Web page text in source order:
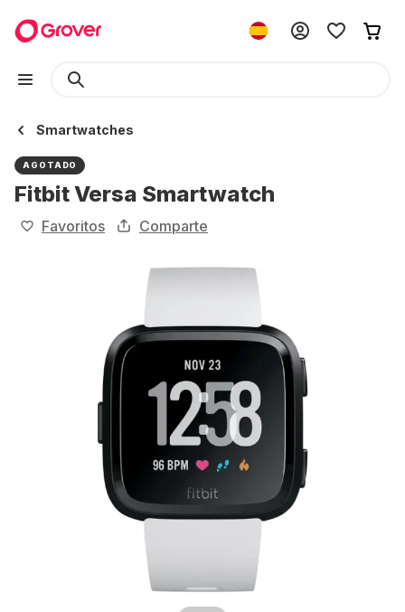
Smartwatches
AGOTADO
Fitbit Versa Smartwatch
Favoritos Comparte